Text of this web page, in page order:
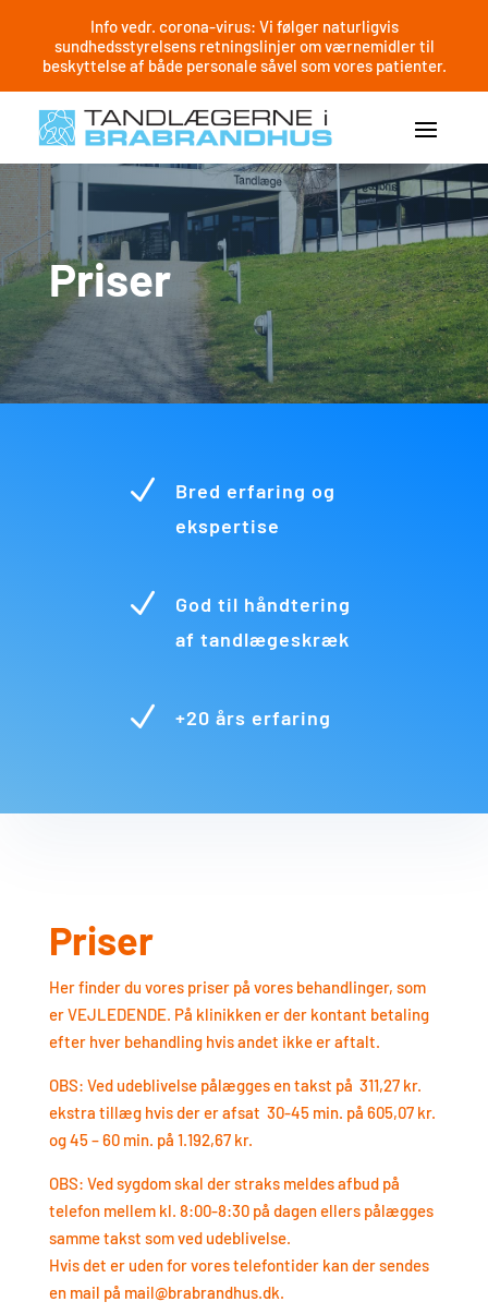
Info vedr. corona-virus: Vi følger naturligvis
sundhedsstyrelsens retningslinjer om værnemidler til
beskyttelse af både personale såvel som vores patienter.
Priser
N
Bred erfaring og
ekspertise
N
God til håndtering
af tandlægeskræk
N +20 års erfaring
Priser
Her finder du vores priser på vores behandlinger, som
er VEJLEDENDE. På klinikken er der kontant betaling
efter hver behandling hvis andet ikke er aftalt.​​
OBS: Ved udeblivelse pålægges en takst på 311,27 kr.
ekstra tillæg hvis der er afsat 30-45 min. på 605,07 kr.
og 45 – 60 min. på 1.192,67 kr.​​
OBS: Ved sygdom skal der straks meldes afbud på
telefon mellem kl. 8:00-8:30 på dagen ellers pålægges
samme takst som ved udeblivelse.​​
Hvis det er uden for vores telefontider kan der sendes
en mail på mail@brabrandhus.dk.